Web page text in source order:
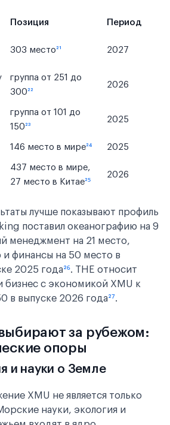
Позиция Период
303 место²¹ 2027
группа от 251 до
300²²
2026
группа от 101 до
150²³
2025
146 место в мире²⁴ 2025
437 место в мире,
27 место в Китае²⁵
2026
лучше показывают профиль
поставил океанографию на 9
менеджмент на 21 место,
финансы на 50 место в
2025 года²⁶. THE относит
бизнес с экономикой XMU к
в выпуске 2026 года²⁷.
за рубежом:
опоры
и науки о Земле
XMU не является только
науки, экология и